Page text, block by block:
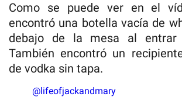
Como se puede ver en el
encontró una botella vacía de
debajo de la mesa al entrar
También encontró un
de vodka sin tapa.
@lifeofjackandmary